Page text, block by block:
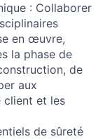
: Collaborer
en œuvre,
la phase de
de
aux
client et les
de sûreté